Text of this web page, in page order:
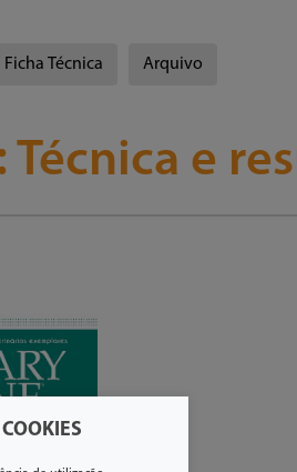
Ficha Técnica Arquivo
e